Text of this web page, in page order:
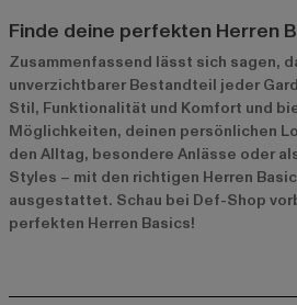
Finde deine perfekten Herren
Zusammenfassend lässt sich sagen,
unverzichtbarer Bestandteil jeder
Stil, Funktionalität und Komfort und
Möglichkeiten, deinen persönlichen
den Alltag, besondere Anlässe oder
Styles – mit den richtigen Herren
ausgestattet. Schau bei Def-Shop
perfekten Herren Basics!